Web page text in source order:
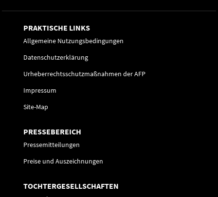
PRAKTISCHE LINKS
Allgemeine Nutzungsbedingungen
Datenschutzerklärung
Urheberrechtsschutzmaßnahmen der AFP
Impressum
Site-Map
PRESSEBEREICH
Pressemitteilungen
Preise und Auszeichnungen
TOCHTERGESELLSCHAFTEN